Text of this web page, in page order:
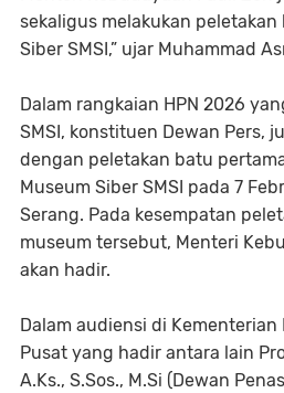
sekaligus melakukan
Siber SMSI,” ujar Muhammad
Dalam rangkaian HPN 2026
SMSI, konstituen Dewan Pers,
dengan peletakan batu
Museum Siber SMSI pada 7
Serang. Pada kesempatan
museum tersebut, Menteri
akan hadir.
Dalam audiensi di Kementerian
Pusat yang hadir antara lain
A.Ks., S.Sos., M.Si (Dewan